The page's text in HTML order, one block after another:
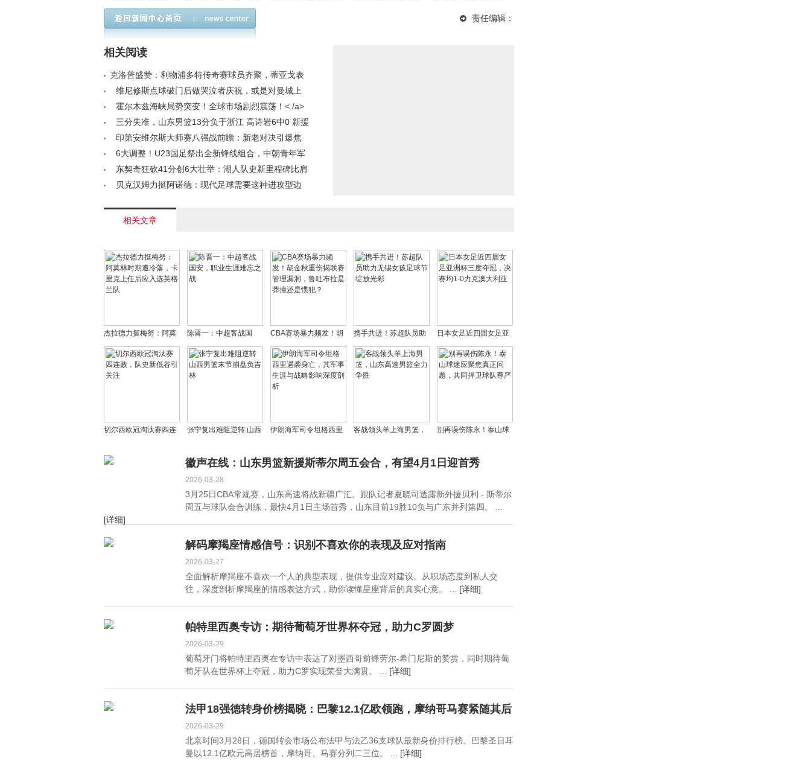
排，不同位置展现多样
能力
官宣韩硕辞职 助教杨城
足重建之路任重道远
责任编辑：
相关阅读
克洛普盛赞：利物浦多特传奇赛球员齐聚，蒂亚戈表
现超值门票< /a>
维尼修斯点球破门后做哭泣者庆祝，或是对曼城上
季Tifo的巧妙回击< /a>
霍尔木兹海峡局势突变！全球市场剧烈震荡！< /a>
三分失准，山东男篮13分负于浙江 高诗岩6中0 新援
难融入战术< /a>
印第安维尔斯大师赛八强战前瞻：新老对决引爆焦
点，谁将突围四强？< /a>
6大调整！U23国足祭出全新锋线组合，中朝青年军
西安决战戴弋戈领衔执法< /a>
东契奇狂砍41分创6大壮举：湖人队史新里程碑比肩
传奇+多项数据傲立联盟< /a>
贝克汉姆力挺阿诺德：现代足球需要这种进攻型边
相关文章
杰拉德力挺梅努：阿莫
林时期遭冷落，卡里克
上任后应入选英格兰队
陈晋一：中超客战国
安，职业生涯难忘之战
CBA赛场暴力频发！胡
金秋重伤揭联赛管理漏
洞，鲁吐布拉是莽撞还
是惯犯？
携手共进！苏超队员助
力无锡女孩足球节绽放
光彩
日本女足近四届女足亚
洲杯三度夺冠，决赛均
1-0力克澳大利亚
切尔西欧冠淘汰赛四连
张宁复出难阻逆转 山西
伊朗海军司令坦格西里
与战略影响深度剖析
客战领头羊上海男篮，
别再误伤陈永！泰山球
同捍卫球队尊严
徽声在线：山东男篮新援斯蒂尔周五会合，有望4月1日迎首秀
2026-03-28
3月25日CBA常规赛，山东高速将战新疆广汇。跟队记者夏晓司透露新外援贝利 - 斯蒂尔
周五与球队会合训练，最快4月1日主场首秀，山东目前19胜10负与广东并列第四。 ...
[详细]
解码摩羯座情感信号：识别不喜欢你的表现及应对指南
2026-03-27
全面解析摩羯座不喜欢一个人的典型表现，提供专业应对建议。从职场态度到私人交
往，深度剖析摩羯座的情感表达方式，助你读懂星座背后的真实心意。 ... [详细]
帕特里西奥专访：期待葡萄牙世界杯夺冠，助力C罗圆梦
2026-03-29
葡萄牙门将帕特里西奥在专访中表达了对墨西哥前锋劳尔-希门尼斯的赞赏，同时期待葡
萄牙队在世界杯上夺冠，助力C罗实现荣誉大满贯。 ... [详细]
法甲18强德转身价榜揭晓：巴黎12.1亿欧领跑，摩纳哥马赛紧随其后
2026-03-29
北京时间3月28日，德国转会市场公布法甲与法乙36支球队最新身价排行榜。巴黎圣日耳
曼以12.1亿欧元高居榜首，摩纳哥、马赛分列二三位。 ... [详细]